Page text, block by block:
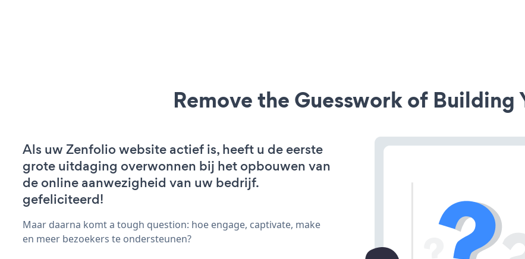
Remove the Guesswork of Building
Als uw Zenfolio website actief is, heeft u de eerste
grote uitdaging overwonnen bij het opbouwen van
de online aanwezigheid van uw bedrijf.
gefeliciteerd!
Maar daarna komt a tough question: hoe engage, captivate, make
en meer bezoekers te ondersteunen?